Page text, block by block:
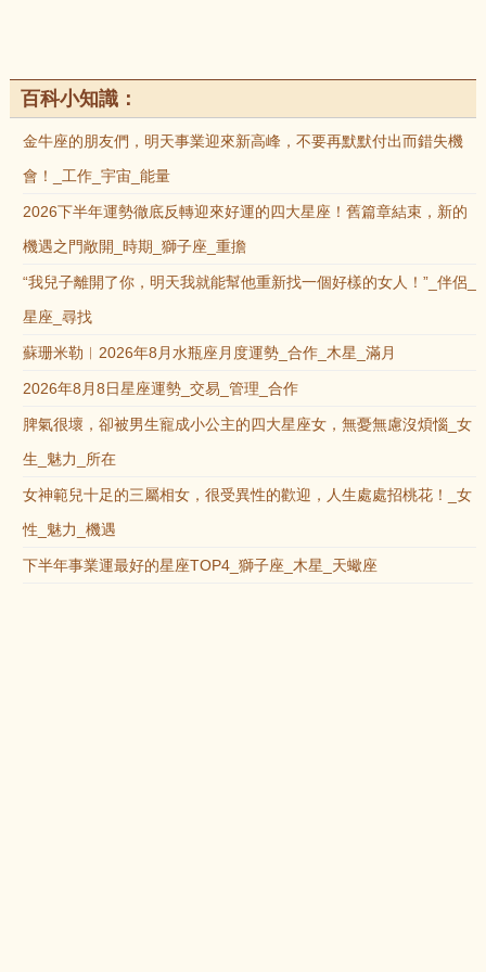
百科小知識：
金牛座的朋友們，明天事業迎來新高峰，不要再默默付出而錯失機
會！_工作_宇宙_能量
2026下半年運勢徹底反轉迎來好運的四大星座！舊篇章結束，新的
機遇之門敞開_時期_獅子座_重擔
“我兒子離開了你，明天我就能幫他重新找一個好樣的女人！”_伴侶_
星座_尋找
蘇珊米勒︱2026年8月水瓶座月度運勢_合作_木星_滿月
2026年8月8日星座運勢_交易_管理_合作
脾氣很壞，卻被男生寵成小公主的四大星座女，無憂無慮沒煩惱_女
生_魅力_所在
女神範兒十足的三屬相女，很受異性的歡迎，人生處處招桃花！_女
性_魅力_機遇
下半年事業運最好的星座TOP4_獅子座_木星_天蠍座